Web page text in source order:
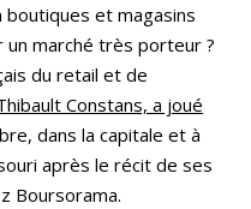
et magasins
un marché très porteur ?
du retail et de
Constans, a joué
dans la capitale et à
après le récit de ses
Boursorama.